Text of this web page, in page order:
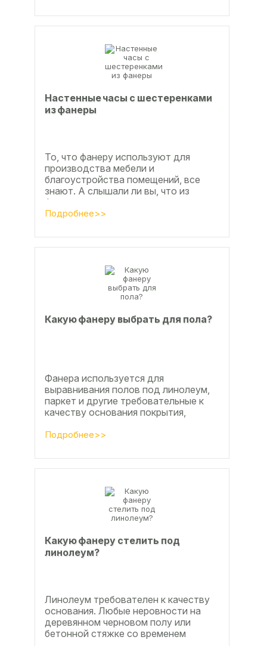
Настенные часы с шестеренками
из фанеры
То, что фанеру используют для
производства мебели и
благоустройства помещений, все
знают. А слышали ли вы, что из
фанеры делают красивые ажурные
часы? Удивительно, но факт.
Подробнее>>
Какую фанеру выбрать для пола?
Фанера используется для
выравнивания полов под линолеум,
паркет и другие требовательные к
качеству основания покрытия,
по деревянным лагам или...
Подробнее>>
Какую фанеру стелить под
линолеум?
Линолеум требователен к качеству
основания. Любые неровности на
деревянном черновом полу или
бетонной стяжке со временем